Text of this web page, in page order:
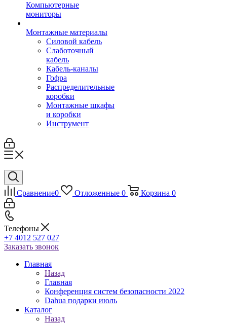
Компьютерные
мониторы
Монтажные материалы
Силовой кабель
Слаботочный
кабель
Кабель-каналы
Гофра
Распределительные
коробки
Монтажные шкафы
и коробки
Инструмент
Сравнение0 Отложенные 0 Корзина 0
Телефоны
+7 4012 527 027
Заказать звонок
Главная
Назад
Главная
Конференция систем безопасности 2022
Dahua подарки июль
Каталог
Назад